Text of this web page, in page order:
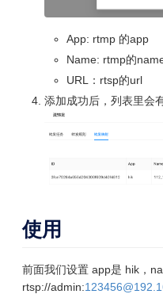
App: rtmp 的app
Name: rtmp的
URL：rtsp的url
添加成功后，列表里会
使用
前面我们设置 app是 hik，
rtsp://admin: